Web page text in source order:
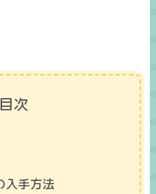
目次
入手方法